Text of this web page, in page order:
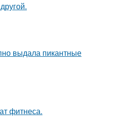
выдала пикантные
фитнеса.